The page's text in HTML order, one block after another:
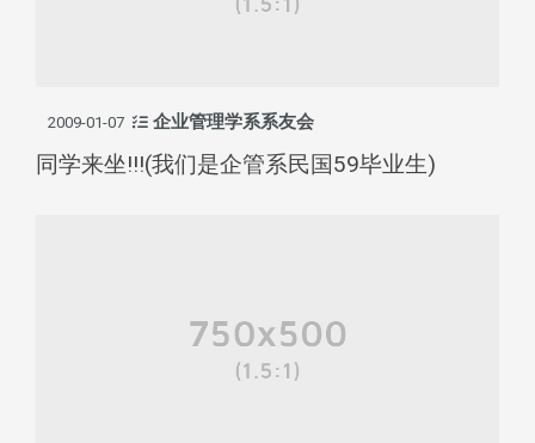
2009-01-07 企业管理学系系友会
同学来坐!!!(我们是企管系民国59毕业生)